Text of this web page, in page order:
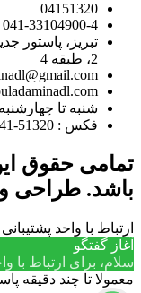
04151320
041-33104900-4
تبریز، پاستور
2، طبقه 4
شنبه تا چهارشنبه 8:30 الی 16 و پنجشنبه ها 8:30 الی 13
فکس : 51320-041
تمامی حقوق
باشد. طراحی
ارتباط با واحد پشتیبانی
آغاز گفتگو
سلام، برای ارتباط با
معمولا تا چند دقیقه